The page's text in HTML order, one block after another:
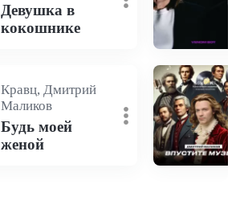
Девушка в
кокошнике
Кравц, Дмитрий
Маликов
Будь моей
женой